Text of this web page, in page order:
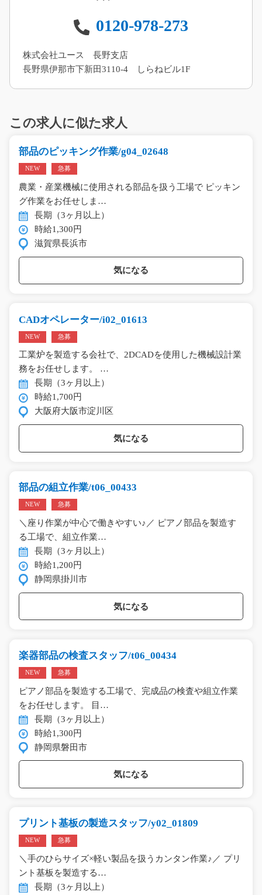
0120-978-273
株式会社ユース 長野支店
長野県伊那市下新田3110-4 しらねビル1F
この求人に似た求人
部品のピッキング作業/g04_02648
NEW 急募
農業・産業機械に使用される部品を扱う工場で ピッキン
グ作業をお任せしま…
長期（3ヶ月以上）
時給1,300円
滋賀県長浜市
気になる
CADオペレーター/i02_01613
NEW 急募
工業炉を製造する会社で、2DCADを使用した機械設計業
務をお任せします。 …
長期（3ヶ月以上）
時給1,700円
大阪府大阪市淀川区
気になる
部品の組立作業/t06_00433
NEW 急募
＼座り作業が中心で働きやすい♪／ ピアノ部品を製造す
る工場で、組立作業…
長期（3ヶ月以上）
時給1,200円
静岡県掛川市
気になる
楽器部品の検査スタッフ/t06_00434
NEW 急募
ピアノ部品を製造する工場で、完成品の検査や組立作業
をお任せします。 目…
長期（3ヶ月以上）
時給1,300円
静岡県磐田市
気になる
プリント基板の製造スタッフ/y02_01809
NEW 急募
＼手のひらサイズ×軽い製品を扱うカンタン作業♪／ プリ
ント基板を製造する…
長期（3ヶ月以上）